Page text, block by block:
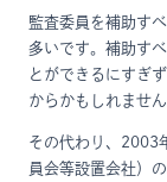
監査委員を補助す
多いです。補助す
とができるにすぎ
からかもしれません
その代わり、2003
員会等設置会社）